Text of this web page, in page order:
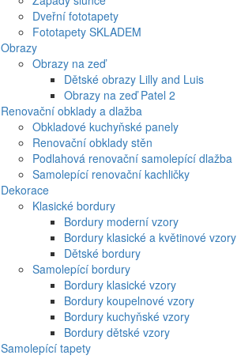
Dveřní fototapety
Fototapety SKLADEM
Obrazy
Obrazy na zeď
Dětské obrazy Lilly and Luis
Obrazy na zeď Patel 2
Renovační obklady a dlažba
Obkladové kuchyňské panely
Renovační obklady stěn
Podlahová renovační samolepící dlažba
Samolepící renovační kachličky
Dekorace
Klasické bordury
Bordury moderní vzory
Bordury klasické a květinové vzory
Dětské bordury
Samolepící bordury
Bordury klasické vzory
Bordury koupelnové vzory
Bordury kuchyňské vzory
Bordury dětské vzory
Samolepící tapety